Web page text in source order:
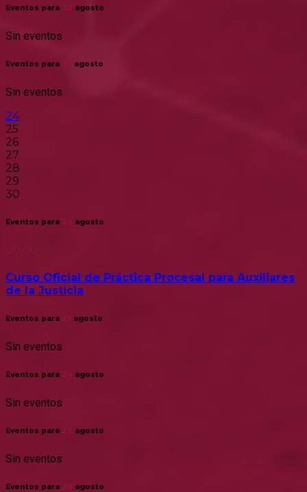
Eventos para agosto
Sin eventos
Eventos para agosto
Sin eventos
24
25
26
27
28
29
30
Eventos para agosto
Curso Oficial de Práctica Procesal para Auxiliares
de la Justicia
Eventos para agosto
Sin eventos
Eventos para agosto
Sin eventos
Eventos para agosto
Sin eventos
Eventos para agosto